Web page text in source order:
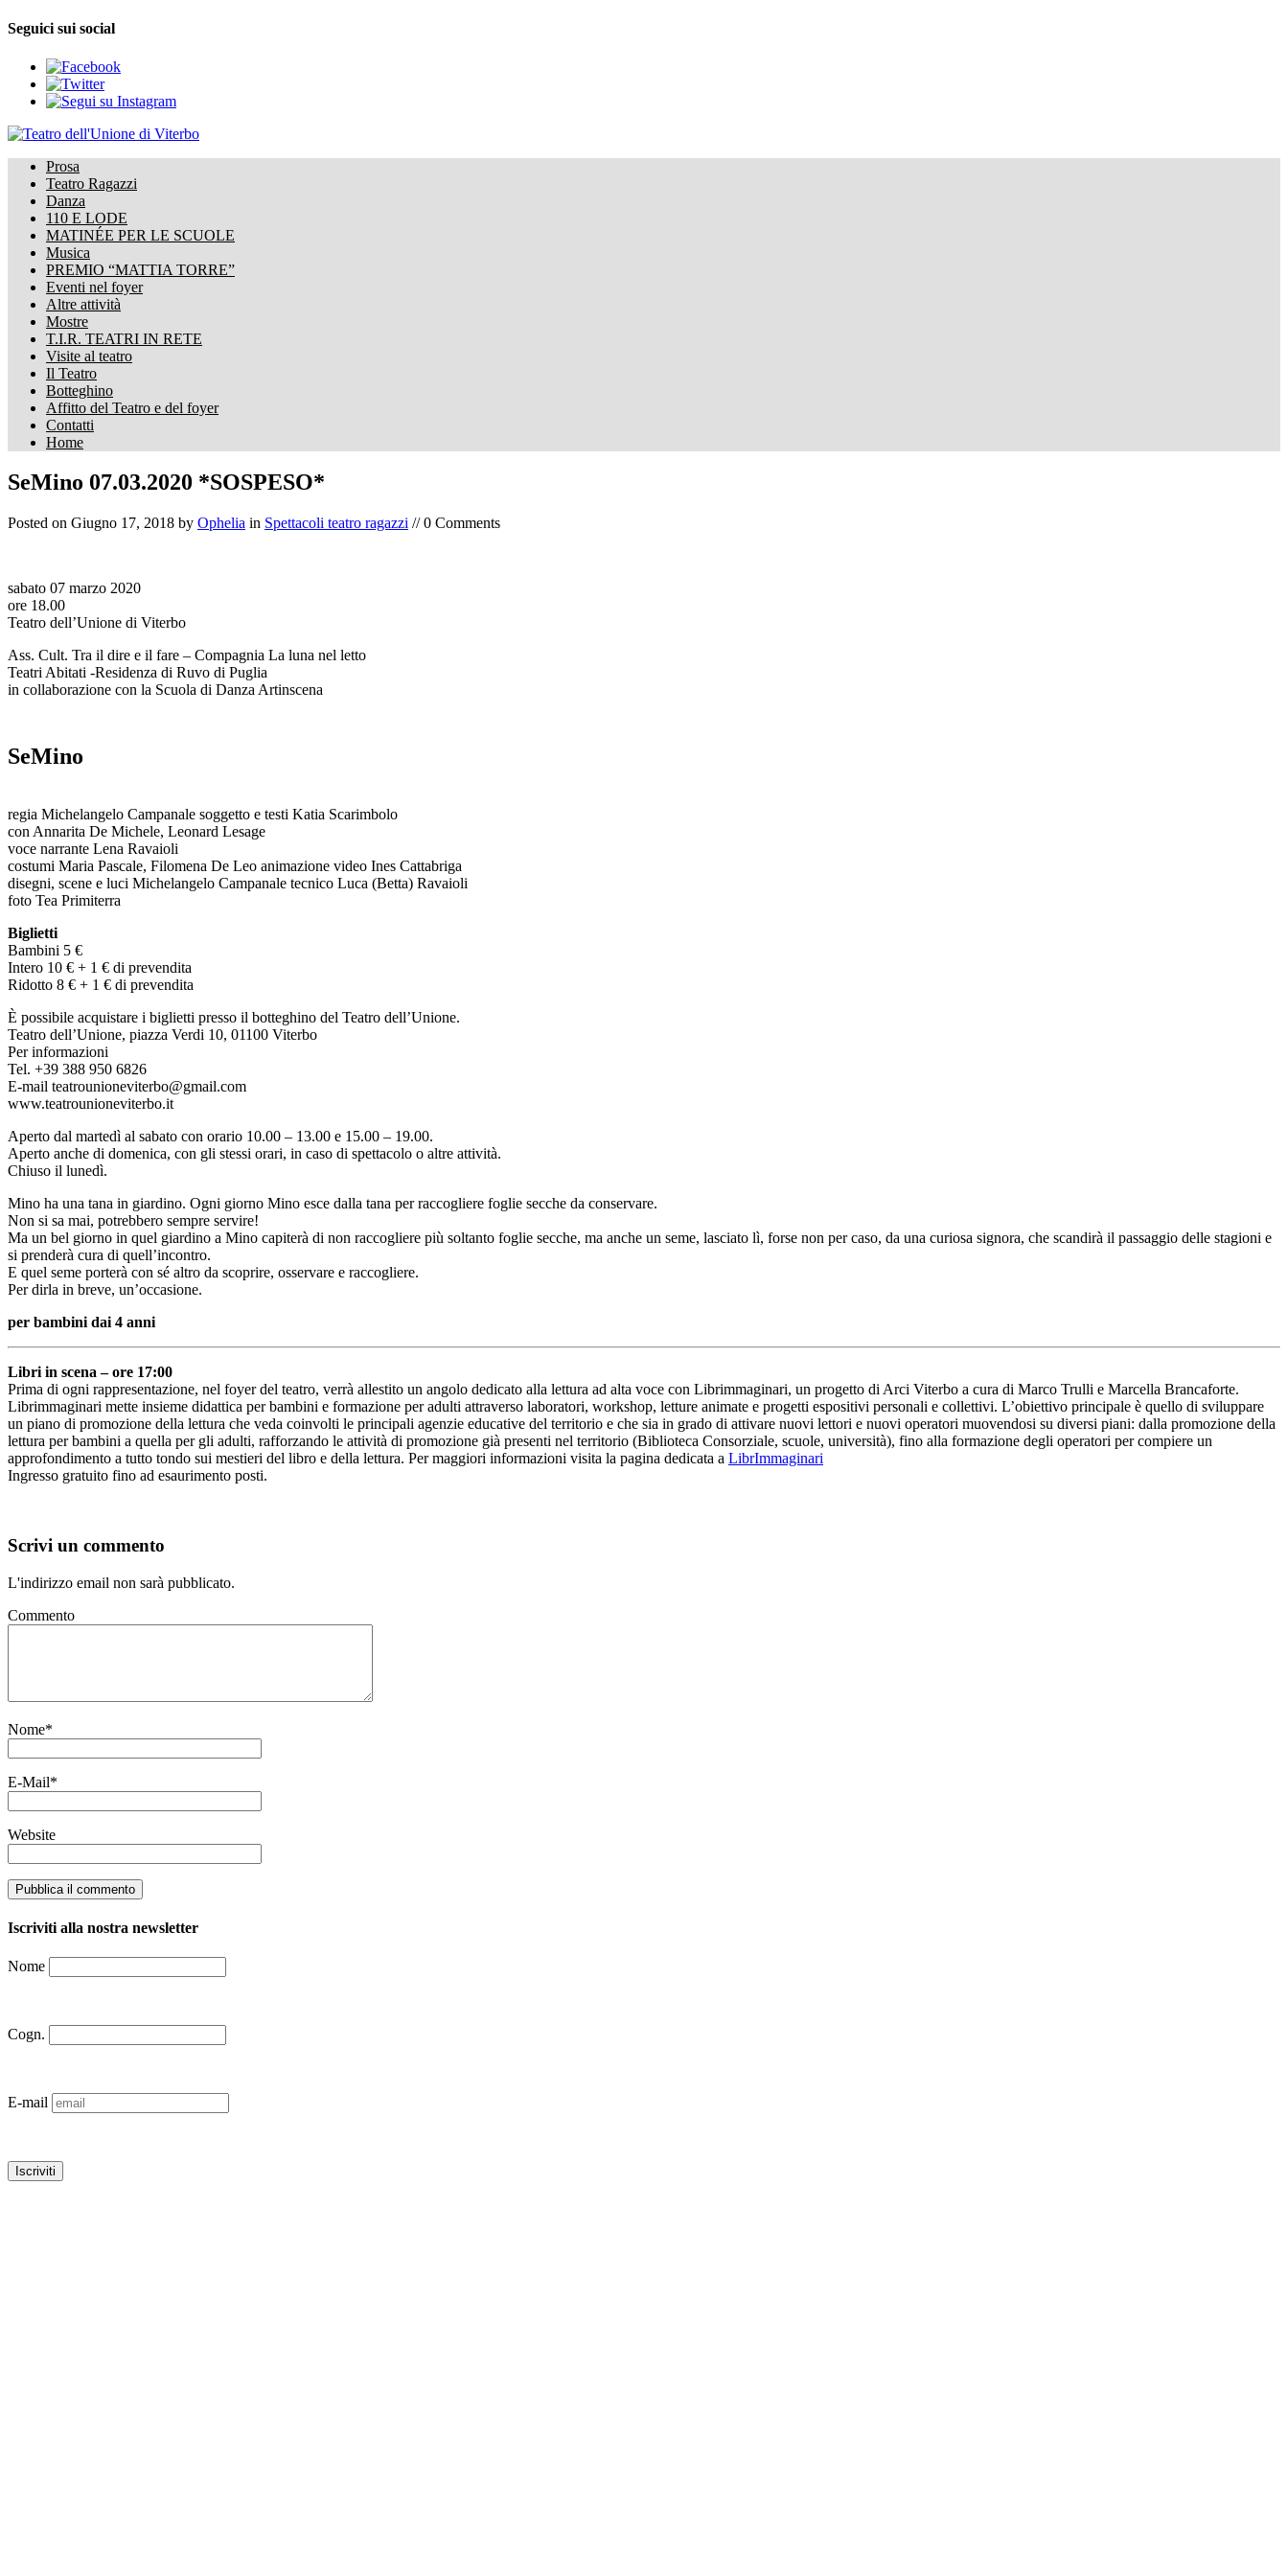
Seguici sui social
Prosa
Teatro Ragazzi
Danza
110 E LODE
MATINÉE PER LE SCUOLE
Musica
PREMIO “MATTIA TORRE”
Eventi nel foyer
Altre attività
Mostre
T.I.R. TEATRI IN RETE
Visite al teatro
Il Teatro
Botteghino
Affitto del Teatro e del foyer
Contatti
Home
SeMino 07.03.2020 *SOSPESO*
Posted on Giugno 17, 2018 by Ophelia in Spettacoli teatro ragazzi // 0 Comments
sabato 07 marzo 2020
ore 18.00
Teatro dell’Unione di Viterbo
Ass. Cult. Tra il dire e il fare – Compagnia La luna nel letto
Teatri Abitati -Residenza di Ruvo di Puglia
in collaborazione con la Scuola di Danza Artinscena
SeMino
regia Michelangelo Campanale soggetto e testi Katia Scarimbolo
con Annarita De Michele, Leonard Lesage
voce narrante Lena Ravaioli
costumi Maria Pascale, Filomena De Leo animazione video Ines Cattabriga
disegni, scene e luci Michelangelo Campanale tecnico Luca (Betta) Ravaioli
foto Tea Primiterra
Biglietti
Bambini 5 €
Intero 10 € + 1 € di prevendita
Ridotto 8 € + 1 € di prevendita
È possibile acquistare i biglietti presso il botteghino del Teatro dell’Unione.
Teatro dell’Unione, piazza Verdi 10, 01100 Viterbo
Per informazioni
Tel. +39 388 950 6826
E-mail teatrounioneviterbo@gmail.com
www.teatrounioneviterbo.it
Aperto dal martedì al sabato con orario 10.00 – 13.00 e 15.00 – 19.00.
Aperto anche di domenica, con gli stessi orari, in caso di spettacolo o altre attività.
Chiuso il lunedì.
Mino ha una tana in giardino. Ogni giorno Mino esce dalla tana per raccogliere foglie secche da conservare.
Non si sa mai, potrebbero sempre servire!
Ma un bel giorno in quel giardino a Mino capiterà di non raccogliere più soltanto foglie secche, ma anche un seme, lasciato lì, forse non per caso, da una curiosa signora, che scandirà il passaggio delle stagioni e
si prenderà cura di quell’incontro.
E quel seme porterà con sé altro da scoprire, osservare e raccogliere.
Per dirla in breve, un’occasione.
per bambini dai 4 anni
Libri in scena – ore 17:00
Prima di ogni rappresentazione, nel foyer del teatro, verrà allestito un angolo dedicato alla lettura ad alta voce con Librimmaginari, un progetto di Arci Viterbo a cura di Marco Trulli e Marcella Brancaforte.
Librimmaginari mette insieme didattica per bambini e formazione per adulti attraverso laboratori, workshop, letture animate e progetti espositivi personali e collettivi. L’obiettivo principale è quello di sviluppare
un piano di promozione della lettura che veda coinvolti le principali agenzie educative del territorio e che sia in grado di attivare nuovi lettori e nuovi operatori muovendosi su diversi piani: dalla promozione della
lettura per bambini a quella per gli adulti, rafforzando le attività di promozione già presenti nel territorio (Biblioteca Consorziale, scuole, università), fino alla formazione degli operatori per compiere un
approfondimento a tutto tondo sui mestieri del libro e della lettura. Per maggiori informazioni visita la pagina dedicata a LibrImmaginari
Ingresso gratuito fino ad esaurimento posti.
Scrivi un commento
L'indirizzo email non sarà pubblicato.
Commento
Nome*
E-Mail*
Website
Iscriviti alla nostra newsletter
Nome
Cogn.
E-mail